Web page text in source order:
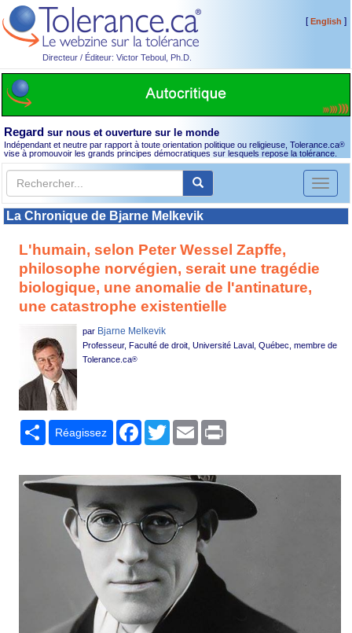
Directeur / Éditeur: Victor Teboul, Ph.D.
[English ]
Regard sur nous et ouverture sur le monde
Indépendant et neutre par rapport à toute orientation politique ou religieuse, Tolerance.ca®
vise à promouvoir les grands principes démocratiques sur lesquels repose la tolérance.
Toggle
La Chronique de Bjarne Melkevik
L'humain, selon Peter Wessel Zapffe,
philosophe norvégien, serait une tragédie
biologique, une anomalie de l'antinature,
une catastrophe existentielle
par Bjarne Melkevik
Professeur, Faculté de droit, Université Laval, Québec, membre de
Tolerance.ca®
Partager
Réagissez Facebook
TwitterEmail